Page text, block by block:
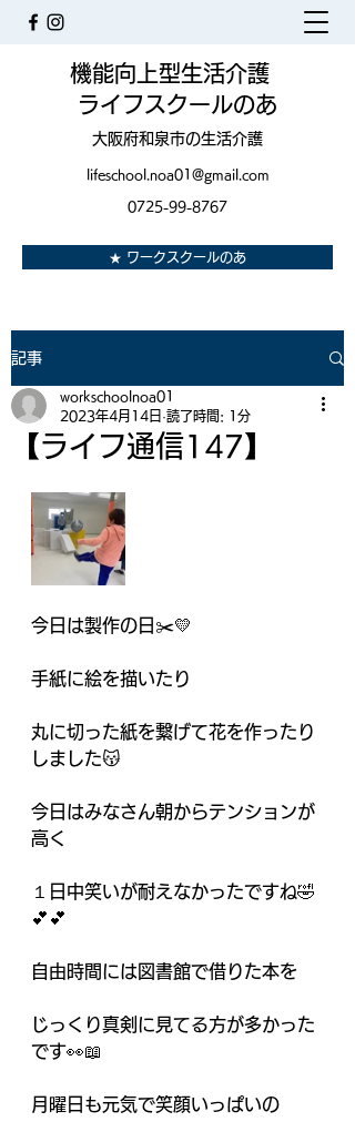
機能向上型生活介護
ライフスクールのあ
大阪府和泉市の生活介護
★ ワークスクールのあ
lifeschool.noa01@gmail.com
0725-99-8767
記事
【ライフ通信147】
workschoolnoa01
2023年4月14日 読了時間: 1分
今日は製作の日✂️💛
手紙に絵を描いたり
丸に切った紙を繋げて花を作ったり
しました😽
今日はみなさん朝からテンションが
高く
１日中笑いが耐えなかったですね🤣
💕💕
自由時間には図書館で借りた本を
じっくり真剣に見てる方が多かった
です👀📖
月曜日も元気で笑顔いっぱいの